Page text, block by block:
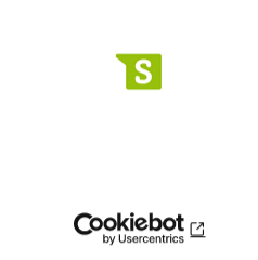
Standort Geldern
Marktweg 42-50